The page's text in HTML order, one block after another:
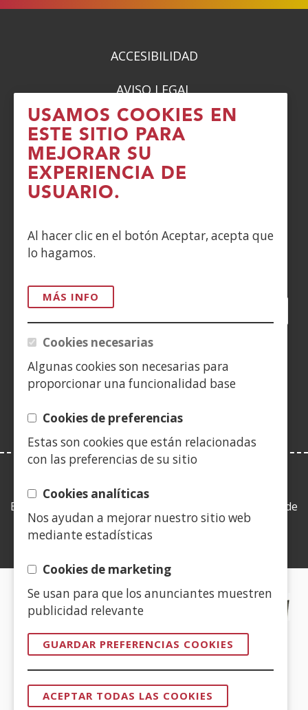
USAMOS COOKIES EN
ESTE SITIO PARA
MEJORAR SU
EXPERIENCIA DE
USUARIO.
Al hacer clic en el botón Aceptar, acepta que
lo hagamos.
MÁS INFO
Cookies necesarias
Algunas cookies son necesarias para
proporcionar una funcionalidad base
Cookies de preferencias
Estas son cookies que están relacionadas
con las preferencias de su sitio
Cookies analíticas
Nos ayudan a mejorar nuestro sitio web
mediante estadísticas
Cookies de marketing
Se usan para que los anunciantes muestren
publicidad relevante
GUARDAR PREFERENCIAS COOKIES
ACEPTAR TODAS LAS COOKIES
ACCESIBILIDAD
AVISO LEGAL
PRIVACIDAD
POLÍTICA DE COOKIES
Facebook
(Abre
en
nueva
ventana)
Twitter
(Abre
en
nueva
ventana)
LinkedIn
(Abre
en
nueva
ventana)
YouTube
(Abre
en
nueva
ventana)
en
ventana)
en
ventana)
en
en
Esta web se ajusta a lo establecido en la Ley 19/2013, de
9 de diciembre, de transparencia, acceso a la
información pública y buen gobierno.
CERTIFICADOS DE CALIDAD
(Abre
en
nueva
ventana)
en